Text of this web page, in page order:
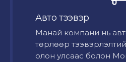
Авто тээвэр
Mанай компани нь
төрлөөр
олон улсаас болон